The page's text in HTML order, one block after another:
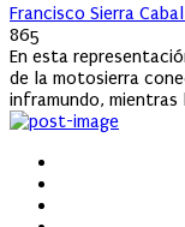
Author
Francisco Sierra
865
En esta
de la motosierra
inframundo, mientras